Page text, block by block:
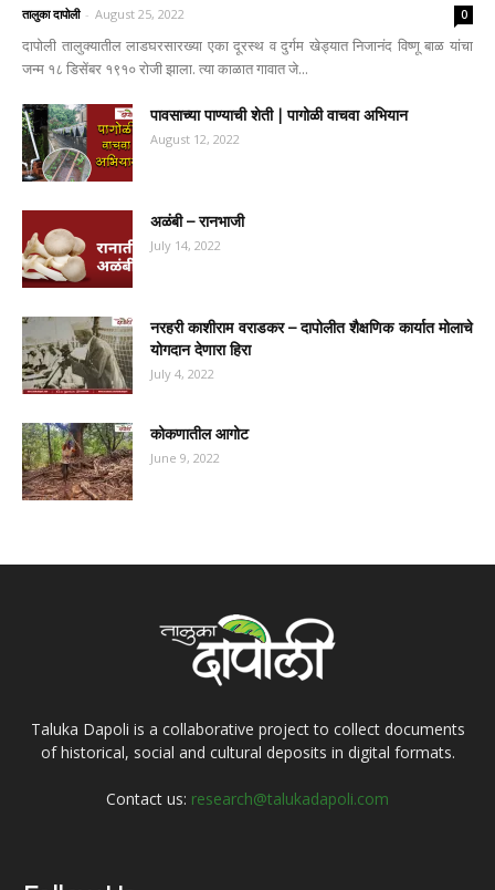
तालुका दापोली - August 25, 2022 0
दापोली तालुक्यातील लाडघरसारख्या एका दूरस्थ व दुर्गम खेड्यात निजानंद विष्णू बाळ यांचा
जन्म १८ डिसेंबर १९१० रोजी झाला. त्या काळात गावात जे...
पावसाच्या पाण्याची शेती | पागोळी वाचवा अभियान
August 12, 2022
अळंबी – रानभाजी
July 14, 2022
नरहरी काशीराम वराडकर – दापोलीत शैक्षणिक कार्यात मोलाचे
योगदान देणारा हिरा
July 4, 2022
कोकणातील आगोट
June 9, 2022
Taluka Dapoli is a collaborative project to collect documents
of historical, social and cultural deposits in digital formats.
Contact us: research@talukadapoli.com